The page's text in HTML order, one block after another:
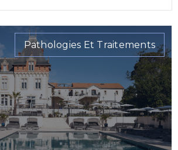
Pathologies Et Traitements